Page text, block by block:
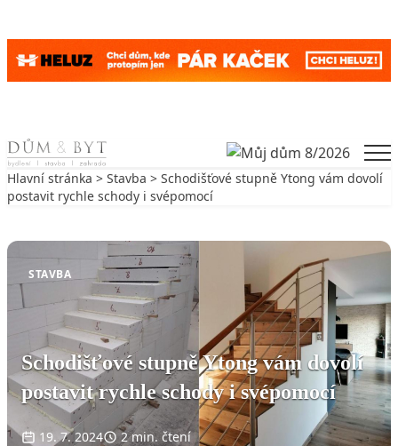
Skip to content
Hlavní stránka > Stavba > Schodišťové stupně Ytong vám dovolí
postavit rychle schody i svépomocí
STAVBA
Schodišťové stupně Ytong vám dovolí
postavit rychle schody i svépomocí
19. 7. 2024 2 min. čtení